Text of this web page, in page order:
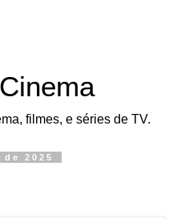
filmes, e séries de TV.
2025